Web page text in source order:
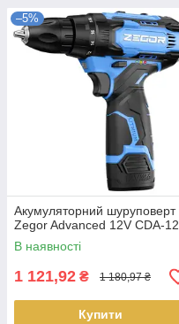
–5%
Акумуляторний шуруповерт
Zegor Advanced 12V CDA-12
В наявності
1 121,92 ₴ 1 180,97 ₴
Купити